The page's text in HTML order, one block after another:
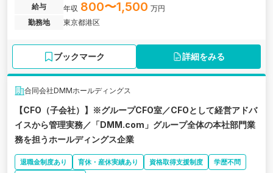
の求人です。
給与 年収 800〜1,500 万円
勤務地
東京都港区
ブックマーク 詳細をみる
合同会社DMMホールディングス
【CFO（子会社）】※グループCFO室／CFOとして経営アドバ
イスから管理実務／「DMM.com」グループ全体の本社部門業
務を担うホールディングス企業
退職金制度あり 育休・産休実績あり 資格取得支援制度
学歴不問